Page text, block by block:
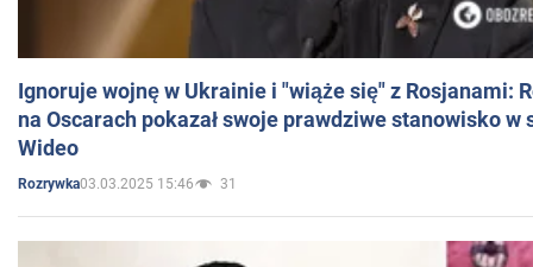
Ignoruje wojnę w Ukrainie i "wiąże się" z Rosjanami:
na Oscarach pokazał swoje prawdziwe stanowisko w
Wideo
Rozrywka03.03.2025 15:46 31